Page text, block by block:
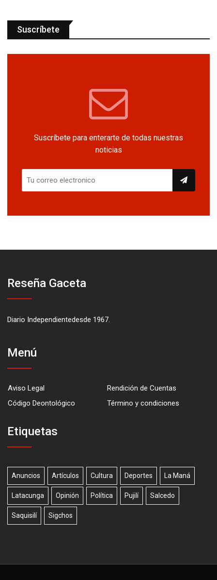
Suscríbete
Suscríbete para enterarte de todas nuestras
noticias
Reseña Gaceta
Diario Independientedesde 1967.
Menú
Aviso Legal
Rendición de Cuentas
Código Deontológico
Término y condiciones
Etiquetas
Anuncios Artículos Cultura Deportes La Maná
Latacunga Opinión Política Pujilí Salcedo
Saquisilí Sigchos